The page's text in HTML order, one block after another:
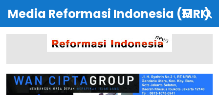
Media Reformasi Indonesia (MRI)